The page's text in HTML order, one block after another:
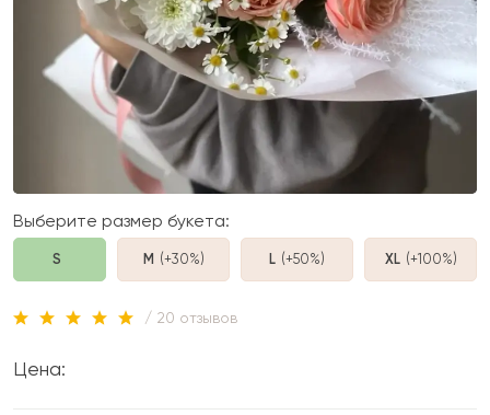
Выберите размер букета:
S M (+30%) L (+50%) XL (+100%)
/ 20 отзывов
Цена: